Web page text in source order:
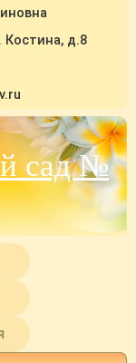
Костина, д.8
сад №